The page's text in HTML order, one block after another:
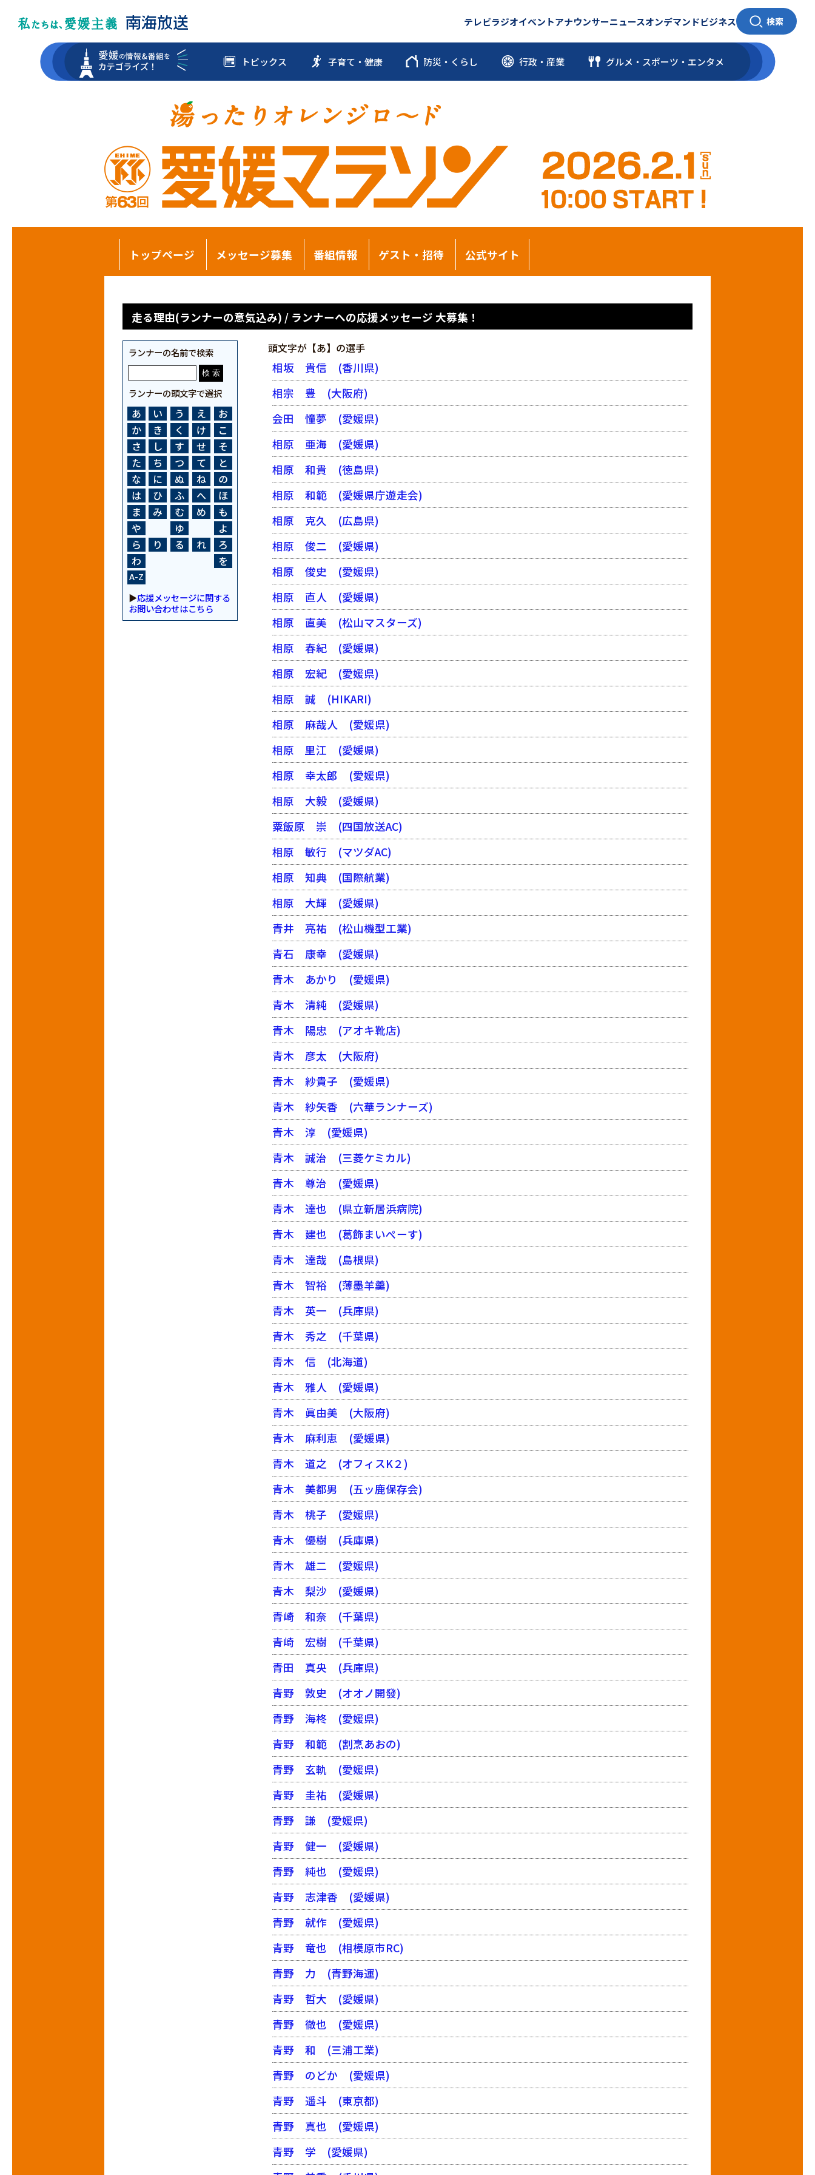
テレビラジオイベントアナウンサーニュースオンデマンドビジネス 検索
トピックス 子育て・健康 防災・くらし 行政・産業 グルメ・スポーツ ・ エンタメ
トップページ メッセージ募集 番組情報 ゲスト・招待 公式サイト
走る理由(ランナーの意気込み) / ランナーへの応援メッセージ 大募集！
ランナーの名前で検索
ランナーの頭文字で選択
あ い う え
お
か
き く け
こ
さ
し す せ
そ
た
ち つ て
と
な
に ぬ ね
の
は
ひ ふ へ
ほ
ま
み む め
も
や
ゆ
よ
ら
り る れ
ろ
わ
を
A-Z
▶応援メッセージに関する
お問い合わせはこちら
頭文字が【あ】の選手
相坂 貴信 (香川県)
相宗 豊 (大阪府)
会田 憧夢 (愛媛県)
相原 亜海(愛媛県)
相原 和貴 (徳島県)
相原 和範(愛媛県庁遊走会)
相原 克久
(広島県)
相原 俊二 (愛媛県)
相原 俊史 (愛媛県)
相原 直人 (愛媛県)
相原 直美 (松山マスターズ)
相原 春紀(愛媛県)
相原 宏紀(愛媛県)
相原 誠 (HIKARI)
相原 麻哉人 (愛媛県)
相原 里江 (愛媛県)
相原 幸太郎 (愛媛県)
相原 大毅(愛媛県)
粟飯原 崇 (四国放送AC)
相原 敏行 (マツダAC)
相原 知典(国際航業)
相原 大輝 (愛媛県)
青井 亮祐 (松山機型工業)
青石 康幸 (愛媛県)
青木 あかり
(愛媛県)
青木 清純 (愛媛県)
青木 陽忠 (アオキ靴店)
青木 彦太 (大阪府)
青木 紗貴子 (愛媛県)
青木 紗矢香 (六華ランナーズ)
青木 淳 (愛媛県)
青木 誠治 (三菱ケミカル)
青木 尊治 (愛媛県)
青木 達也 (県立新居浜病院)
青木 建也 (葛飾まいぺーす)
青木 達哉 (島根県)
青木 智裕(薄墨羊羹)
青木 英一 (兵庫県)
青木 秀之 (千葉県)
青木 信 (北海道)
青木 雅人 (愛媛県)
青木 眞由美 (大阪府)
青木 麻利恵 (愛媛県)
青木 道之 (オフィスK２)
青木 美都男 (五ッ鹿保存会)
青木 桃子 (愛媛県)
青木 優樹 (兵庫県)
青木 雄二 (愛媛県)
青木 梨沙 (愛媛県)
青崎 和奈 (千葉県)
青崎 宏樹 (千葉県)
青田 真央 (兵庫県)
青野 敦史 (オオノ開發)
青野 海柊(愛媛県)
青野 和範(割烹あおの)
青野 玄軌 (愛媛県)
青野 圭祐 (愛媛県)
青野 謙 (愛媛県)
青野 健一 (愛媛県)
青野 純也 (愛媛県)
青野 志津香 (愛媛県)
青野 就作(愛媛県)
青野 竜也 (相模原市RC)
青野 力 (青野海運)
青野 哲大 (愛媛県)
青野 徹也 (愛媛県)
青野 和 (三浦工業)
青野 のどか (愛媛県)
青野 遥斗 (東京都)
青野 真也 (愛媛県)
青野 学 (愛媛県)